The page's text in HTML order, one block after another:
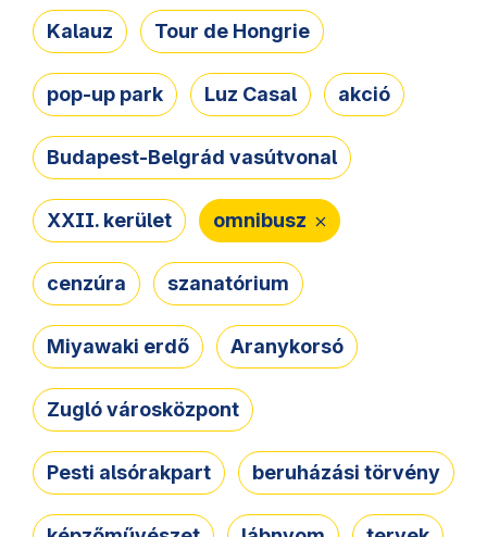
Kalauz Tour de Hongrie
pop-up park Luz Casal akció
Budapest-Belgrád vasútvonal
XXII. kerület omnibusz
cenzúra szanatórium
Miyawaki erdő Aranykorsó
Zugló városközpont
Pesti alsórakpart beruházási törvény